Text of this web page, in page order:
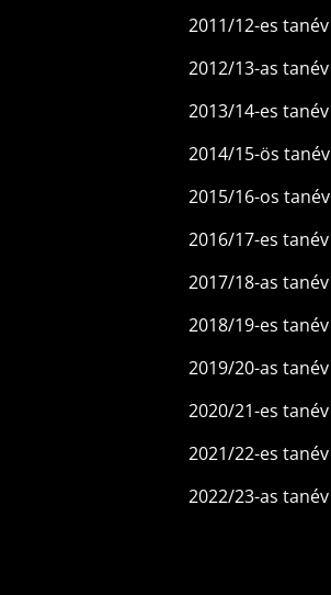
2011/12-es tanév
2012/13-as tanév
2013/14-es tanév
2014/15-ös tanév
2015/16-os tanév
2016/17-es tanév
2017/18-as tanév
2018/19-es tanév
2019/20-as tanév
2020/21-es tanév
2021/22-es tanév
2022/23-as tanév